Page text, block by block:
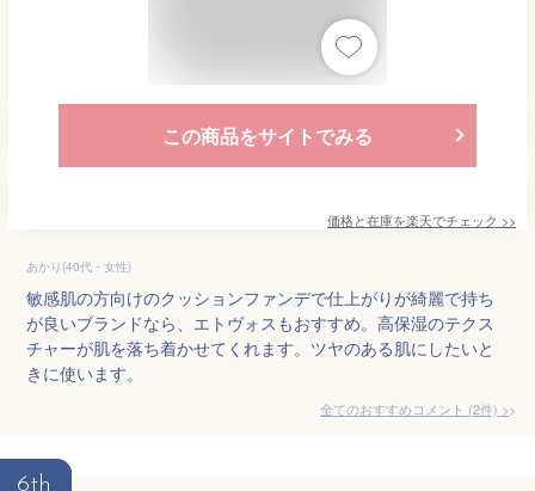
この商品をサイトでみる
価格と在庫を楽天でチェック >>
あかり(40代・女性)
敏感肌の方向けのクッションファンデで仕上がりが綺麗で持ち
が良いブランドなら、エトヴォスもおすすめ。高保湿のテクス
チャーが肌を落ち着かせてくれます。ツヤのある肌にしたいと
きに使います。
全てのおすすめコメント (2件) >
6th